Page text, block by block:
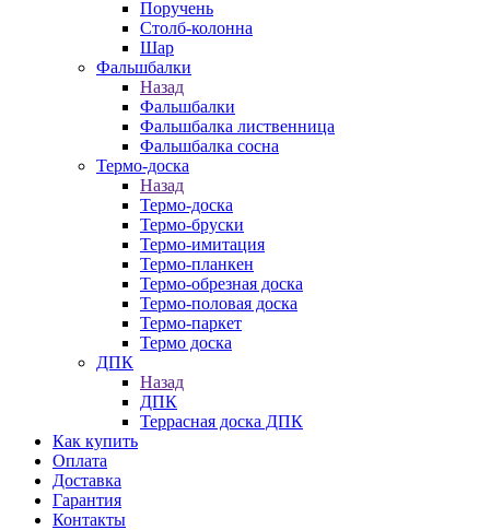
Поручень
Столб-колонна
Шар
Фальшбалки
Назад
Фальшбалки
Фальшбалка лиственница
Фальшбалка сосна
Термо-доска
Назад
Термо-доска
Термо-бруски
Термо-имитация
Термо-планкен
Термо-обрезная доска
Термо-половая доска
Термо-паркет
Термо доска
ДПК
Назад
ДПК
Террасная доска ДПК
Как купить
Оплата
Доставка
Гарантия
Контакты